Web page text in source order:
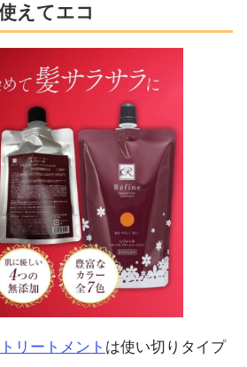
えてエコ
リートメント は使い切りタイプ